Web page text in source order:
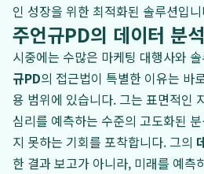
인 성장을 위한 최적화된 솔루션입
주언규PD의 데이터 분
시중에는 수많은 마케팅 대행사와
규PD의 접근법이 특별한 이유는 바
용 범위에 있습니다. 그는 표면적인
심리를 예측하는 수준의 고도화된
지 못하는 기회를 포착합니다. 그의
한 결과 보고가 아니라, 미래를 예측